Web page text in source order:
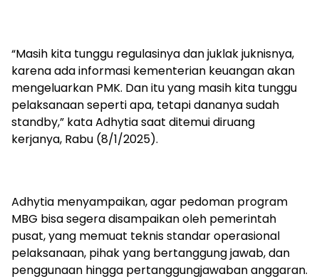
“Masih kita tunggu regulasinya dan juklak juknisnya,
karena ada informasi kementerian keuangan akan
mengeluarkan PMK. Dan itu yang masih kita tunggu
pelaksanaan seperti apa, tetapi dananya sudah
standby,” kata Adhytia saat ditemui diruang
kerjanya, Rabu (8/1/2025).
Adhytia menyampaikan, agar pedoman program
MBG bisa segera disampaikan oleh pemerintah
pusat, yang memuat teknis standar operasional
pelaksanaan, pihak yang bertanggung jawab, dan
penggunaan hingga pertanggungjawaban anggaran.